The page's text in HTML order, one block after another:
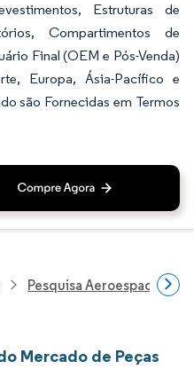
Estruturas de
Compartimentos de
Final (OEM e Pós-Venda)
Europa, Ásia-Pacífico e
são Fornecidas em Termos
Pesquisa Aeroespacial E
Mercado de Peças